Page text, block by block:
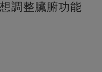
調整臟腑功能